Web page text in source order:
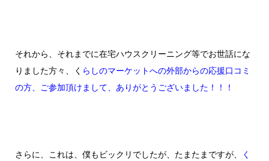
それから、それまでに在宅ハウスクリーニング等でお世話にな
りました方々、く らしのマーケットへの外部からの応援口コミ
の方、ご参加頂けまして、ありがとうございました！！！
さらに、これは、僕もビックリでしたが、たまたまですが、
く